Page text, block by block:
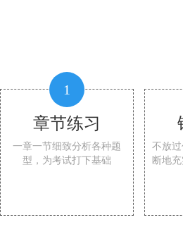
1
章节练习
一章一节细致分析各种题
型，为考试打下基础
不放
断地